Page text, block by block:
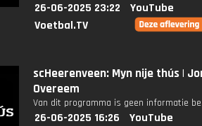
26-06-2025 23:22
YouTube
Voetbal.TV
scHeerenveen: Myn nije thús |
Overeem
Van dit programma is geen informatie
26-06-2025 16:26
YouTube